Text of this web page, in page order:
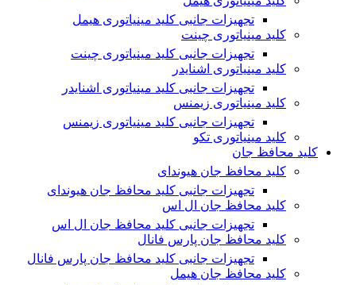
تجهیزات جانبی کلید مینیاتوری هیمل
کلید مینیاتوری چینت
تجهیزات جانبی کلید مینیاتوری چینت
کلید مینیاتوری اشنایدر
تجهیزات جانبی کلید مینیاتوری اشنایدر
کلید مینیاتوری زیمنس
تجهیزات جانبی کلید مینیاتوری زیمنس
کلید مینیاتوری تکو
کلید محافظ جان
کلید محافظ جان هیوندای
تجهیزات جانبی کلید محافظ جان هیوندای
کلید محافظ جان ال اس
تجهیزات جانبی کلید محافظ جان ال اس
کلید محافظ جان پارس فانال
تجهیزات جانبی کلید محافظ جان پارس فانال
کلید محافظ جان هیمل